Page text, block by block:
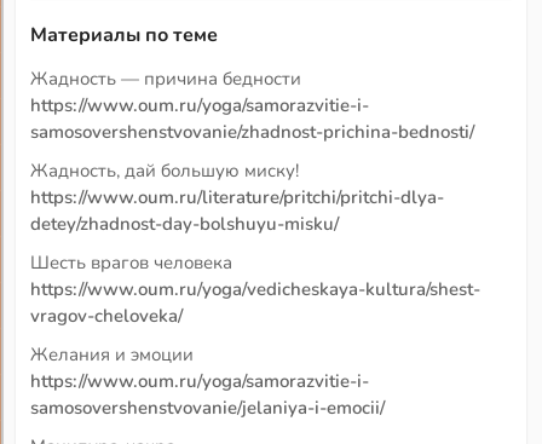
Материалы по теме
Жадность — причина бедности
https://www.oum.ru/yoga/samorazvitie-i-
samosovershenstvovanie/zhadnost-prichina-bednosti/
Жадность, дай большую миску!
https://www.oum.ru/literature/pritchi/pritchi-dlya-
detey/zhadnost-day-bolshuyu-misku/
Шесть врагов человека
https://www.oum.ru/yoga/vedicheskaya-kultura/shest-
vragov-cheloveka/
Желания и эмоции
https://www.oum.ru/yoga/samorazvitie-i-
samosovershenstvovanie/jelaniya-i-emocii/